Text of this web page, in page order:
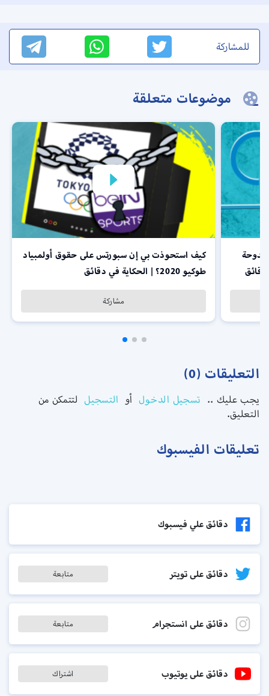
للمشاركة
موضوعات متعلقة
كيف استحوذت بي إن سبورتس على حقوق أولمبياد
طوكيو 2020؟ | الحكاية في دقائق
مشاركة
التعليقات (0)
يجب عليك .. تسجيل الدخول أو التسجيل لتتمكن من
التعليق.
تعليقات الفيسبوك
دقائق علي فيسبوك
دقائق على تويتر متابعة
دقائق على انستجرام متابعة
دقائق على يوتيوب اشتراك